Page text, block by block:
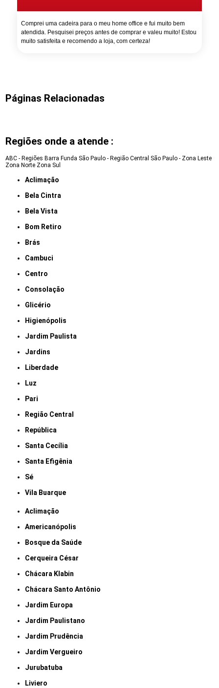
Comprei uma cadeira para o meu home office e fui muito bem
atendida. Pesquisei preços antes de comprar e valeu muito! Estou
muito satisfeita e recomendo a loja, com certeza!
Páginas Relacionadas
Regiões onde a atende :
ABC - Regiões Barra Funda São Paulo - Região Central São Paulo - Zona Leste
Zona Norte Zona Sul
Aclimação
Bela Cintra
Bela Vista
Bom Retiro
Brás
Cambuci
Centro
Consolação
Glicério
Higienópolis
Jardim Paulista
Jardins
Liberdade
Luz
Pari
Região Central
República
Santa Cecília
Santa Efigênia
Sé
Vila Buarque
Aclimação
Americanópolis
Bosque da Saúde
Cerqueira César
Chácara Klabin
Chácara Santo Antônio
Jardim Europa
Jardim Paulistano
Jardim Prudência
Jardim Vergueiro
Jurubatuba
Liviero